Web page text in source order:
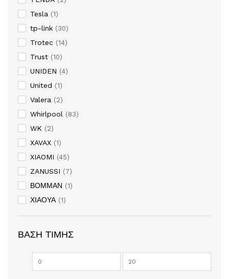
Tesla (1)
tp-link (30)
Trotec (14)
Trust (10)
UNIDEN (4)
United (1)
Valera (2)
Whirlpool (83)
WK (2)
XAVAX (1)
XIAOMI (45)
ZANUSSI (7)
ΒΟΜΜΑΝ (1)
ΧΙΑΟΥΑ (1)
ΒΆΣΗ ΤΙΜΉΣ
Ελάχιστη Μέγιστη